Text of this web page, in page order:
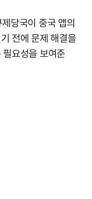
당국이 중국 앱의
전에 문제 해결을
요성을 보여준